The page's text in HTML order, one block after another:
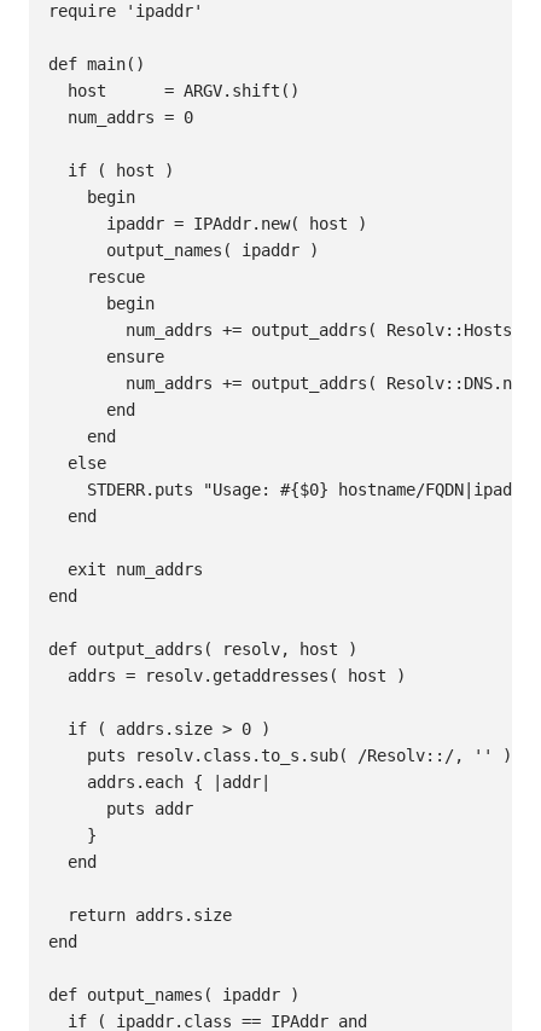
require 'ipaddr'
def main()
  host      = ARGV.shift()
  num_addrs = 0
  if ( host )
    begin
      ipaddr = IPAddr.new( host )
      output_names( ipaddr )
    rescue
      begin
num_addrs += output_addrs(
      ensure
num_addrs += output_addrs(
      end
    end
  else
    STDERR.puts "Usage: #{$0} hostname/FQDN|ipaddr"
  end
  exit num_addrs
end
def output_addrs( resolv, host )
  addrs = resolv.getaddresses( host )
  if ( addrs.size > 0 )
    puts resolv.class.to_s.sub( /Resolv::/, '' )
    addrs.each { |addr|
      puts addr
    }
  end
  return addrs.size
end
def output_names( ipaddr )
  if ( ipaddr.class == IPAddr and